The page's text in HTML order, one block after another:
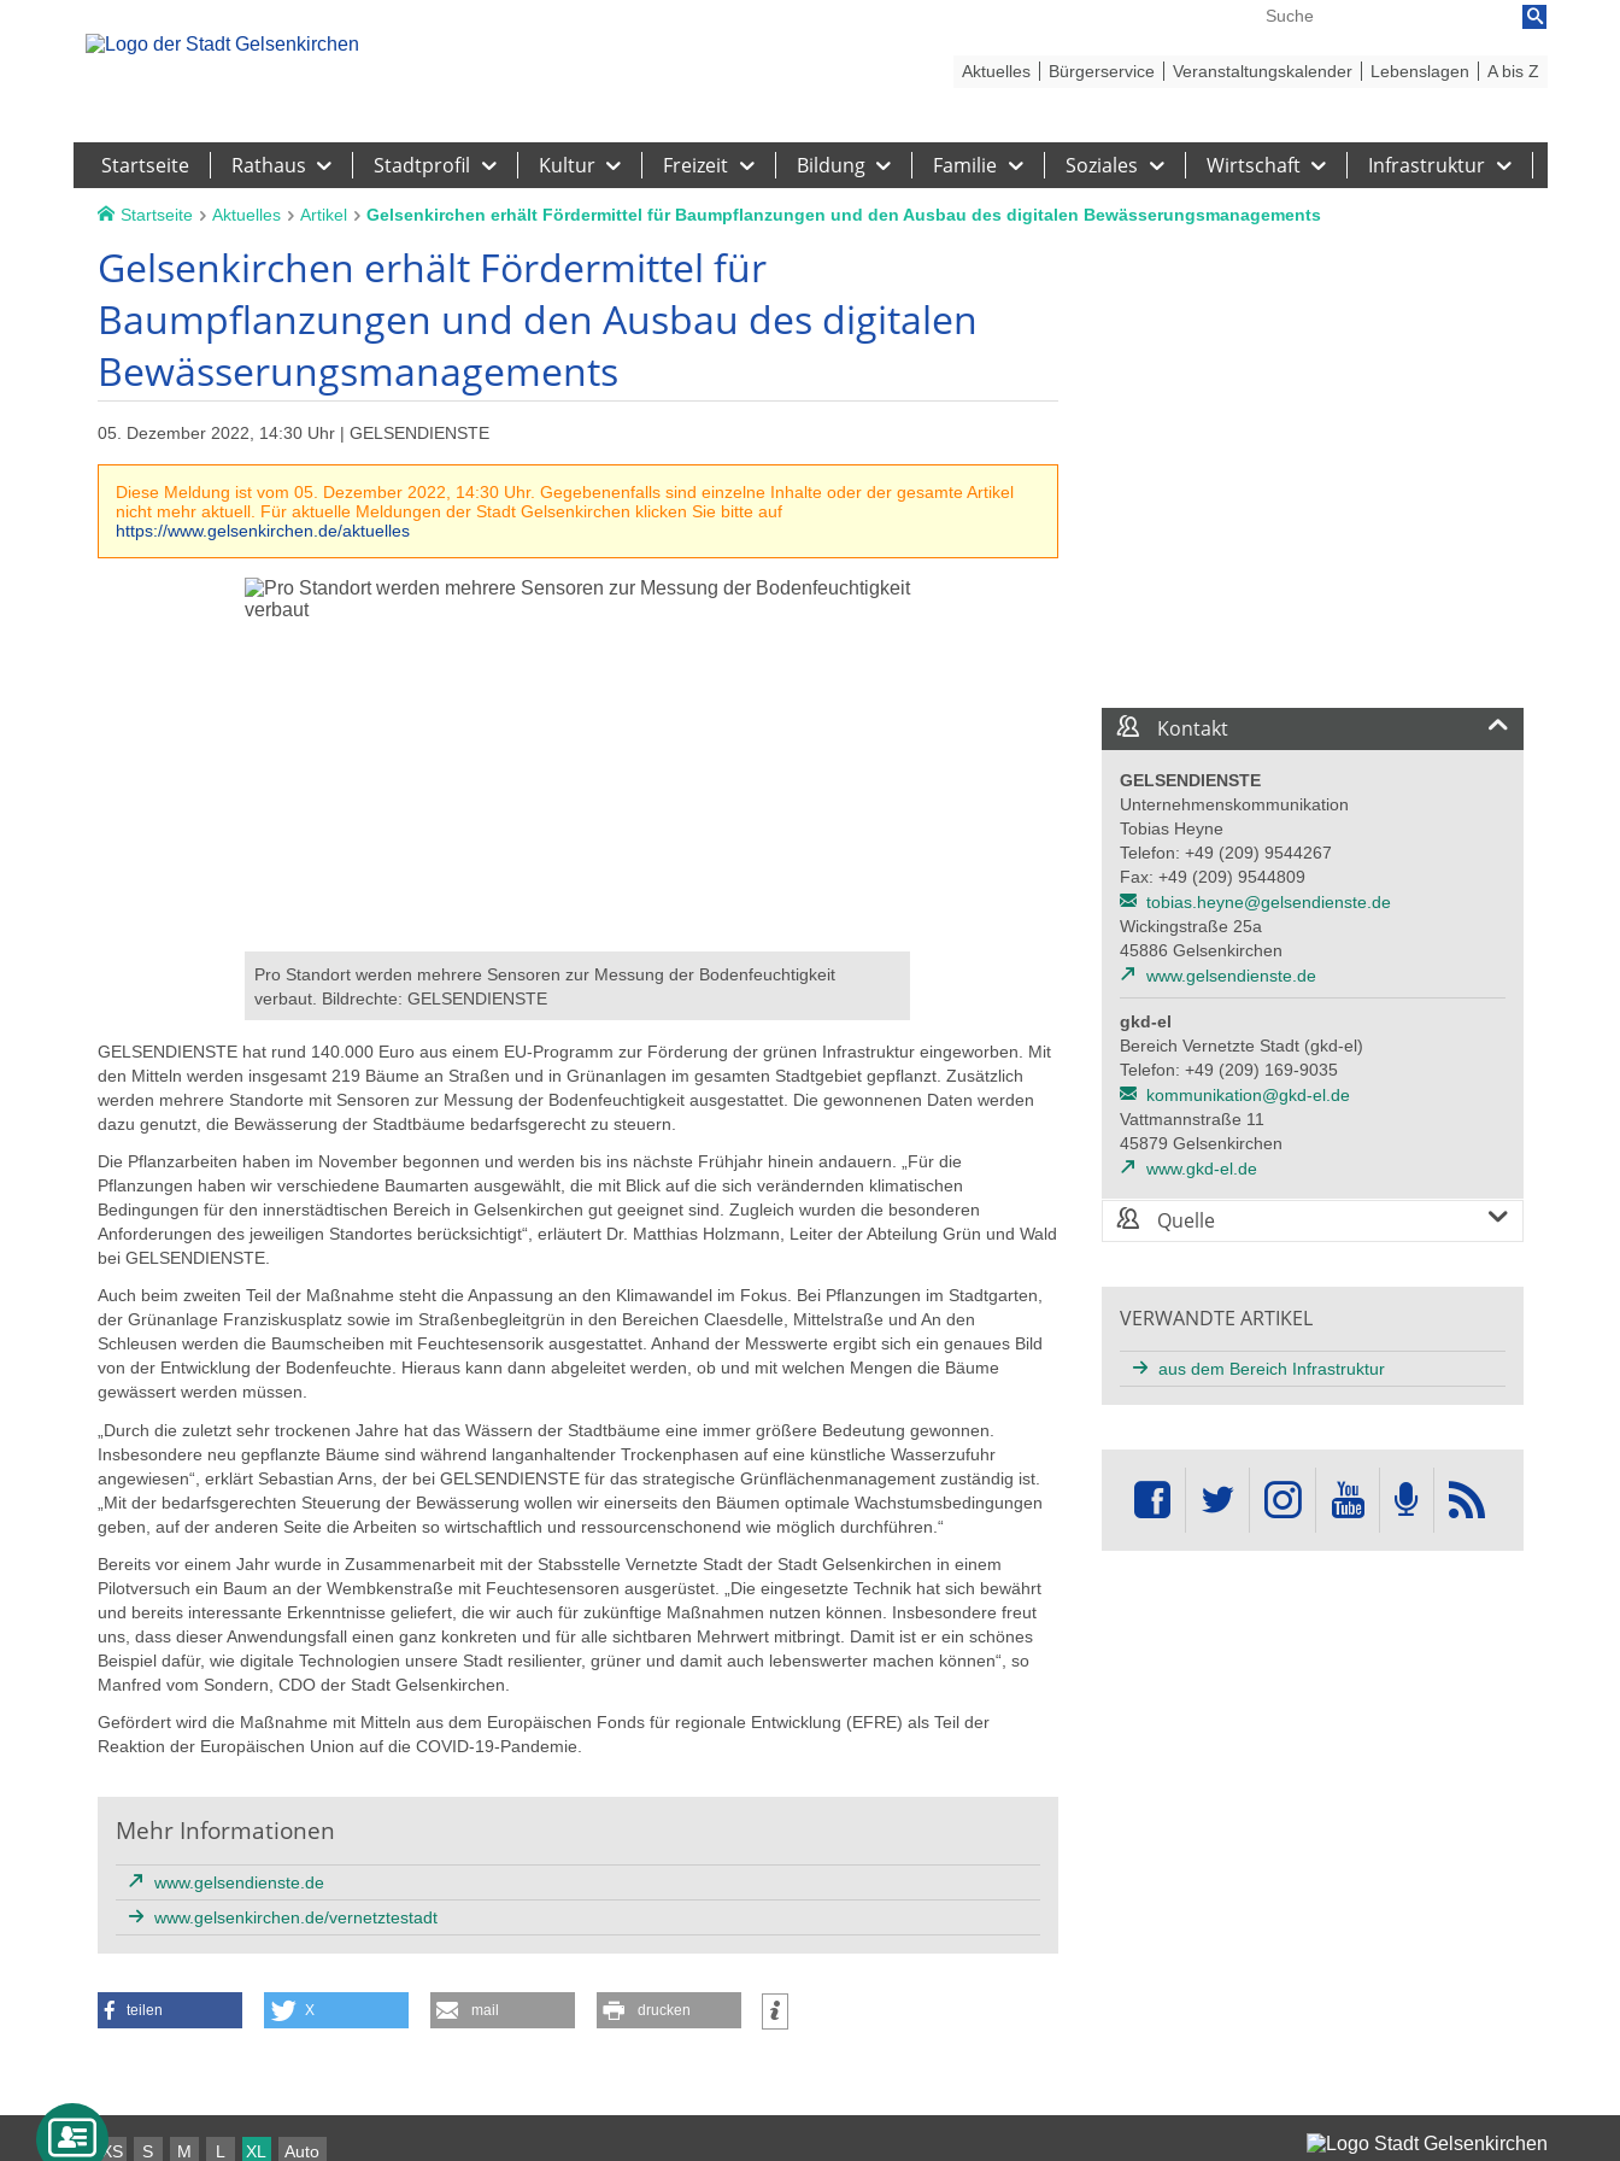
Startseite Rathaus Stadtprofil Kultur Freizeit Bildung Familie Soziales Wirtschaft Infrastruktur
Aktuelles Bürgerservice Veranstaltungskalender Lebenslagen A bis Z
Startseite Aktuelles Artikel Gelsenkirchen erhält Fördermittel für Baumpflanzungen und den Ausbau des digitalen Bewässerungsmanagements
Gelsenkirchen erhält Fördermittel für
Baumpflanzungen und den Ausbau des digitalen
Bewässerungsmanagements
05. Dezember 2022, 14:30 Uhr | GELSENDIENSTE
Diese Meldung ist vom 05. Dezember 2022, 14:30 Uhr. Gegebenenfalls sind einzelne Inhalte oder der gesamte Artikel
nicht mehr aktuell. Für aktuelle Meldungen der Stadt Gelsenkirchen klicken Sie bitte auf
https://www.gelsenkirchen.de/aktuelles
Pro Standort werden mehrere Sensoren zur Messung der Bodenfeuchtigkeit
verbaut. Bildrechte: GELSENDIENSTE
GELSENDIENSTE hat rund 140.000 Euro aus einem EU-Programm zur Förderung der grünen Infrastruktur eingeworben. Mit
den Mitteln werden insgesamt 219 Bäume an Straßen und in Grünanlagen im gesamten Stadtgebiet gepflanzt. Zusätzlich
werden mehrere Standorte mit Sensoren zur Messung der Bodenfeuchtigkeit ausgestattet. Die gewonnenen Daten werden
dazu genutzt, die Bewässerung der Stadtbäume bedarfsgerecht zu steuern.
Die Pflanzarbeiten haben im November begonnen und werden bis ins nächste Frühjahr hinein andauern. „Für die
Pflanzungen haben wir verschiedene Baumarten ausgewählt, die mit Blick auf die sich verändernden klimatischen
Bedingungen für den innerstädtischen Bereich in Gelsenkirchen gut geeignet sind. Zugleich wurden die besonderen
Anforderungen des jeweiligen Standortes berücksichtigt“, erläutert Dr. Matthias Holzmann, Leiter der Abteilung Grün und Wald
bei GELSENDIENSTE.
Auch beim zweiten Teil der Maßnahme steht die Anpassung an den Klimawandel im Fokus. Bei Pflanzungen im Stadtgarten,
der Grünanlage Franziskusplatz sowie im Straßenbegleitgrün in den Bereichen Claesdelle, Mittelstraße und An den
Schleusen werden die Baumscheiben mit Feuchtesensorik ausgestattet. Anhand der Messwerte ergibt sich ein genaues Bild
von der Entwicklung der Bodenfeuchte. Hieraus kann dann abgeleitet werden, ob und mit welchen Mengen die Bäume
gewässert werden müssen.
„Durch die zuletzt sehr trockenen Jahre hat das Wässern der Stadtbäume eine immer größere Bedeutung gewonnen.
Insbesondere neu gepflanzte Bäume sind während langanhaltender Trockenphasen auf eine künstliche Wasserzufuhr
angewiesen“, erklärt Sebastian Arns, der bei GELSENDIENSTE für das strategische Grünflächenmanagement zuständig ist.
„Mit der bedarfsgerechten Steuerung der Bewässerung wollen wir einerseits den Bäumen optimale Wachstumsbedingungen
geben, auf der anderen Seite die Arbeiten so wirtschaftlich und ressourcenschonend wie möglich durchführen.“
Bereits vor einem Jahr wurde in Zusammenarbeit mit der Stabsstelle Vernetzte Stadt der Stadt Gelsenkirchen in einem
Pilotversuch ein Baum an der Wembkenstraße mit Feuchtesensoren ausgerüstet. „Die eingesetzte Technik hat sich bewährt
und bereits interessante Erkenntnisse geliefert, die wir auch für zukünftige Maßnahmen nutzen können. Insbesondere freut
uns, dass dieser Anwendungsfall einen ganz konkreten und für alle sichtbaren Mehrwert mitbringt. Damit ist er ein schönes
Beispiel dafür, wie digitale Technologien unsere Stadt resilienter, grüner und damit auch lebenswerter machen können“, so
Manfred vom Sondern, CDO der Stadt Gelsenkirchen.
Gefördert wird die Maßnahme mit Mitteln aus dem Europäischen Fonds für regionale Entwicklung (EFRE) als Teil der
Reaktion der Europäischen Union auf die COVID-19-Pandemie.
Mehr Informationen
www.gelsendienste.de
www.gelsenkirchen.de/vernetztestadt
teilen X mail drucken
Kontakt
GELSENDIENSTE
Unternehmenskommunikation
Tobias Heyne
Telefon: +49 (209) 9544267
Fax: +49 (209) 9544809
tobias.heyne@gelsendienste.de
Wickingstraße 25a
45886 Gelsenkirchen
www.gelsendienste.de
gkd-el
Bereich Vernetzte Stadt (gkd-el)
Telefon: +49 (209) 169-9035
kommunikation@gkd-el.de
Vattmannstraße 11
45879 Gelsenkirchen
www.gkd-el.de
Quelle
VERWANDTE ARTIKEL
aus dem Bereich Infrastruktur
XS S M L XL Auto